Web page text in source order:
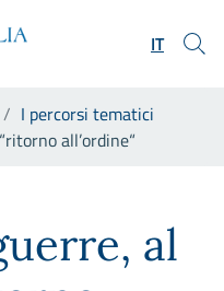
IT
I percorsi tematici
all’ordine“
al